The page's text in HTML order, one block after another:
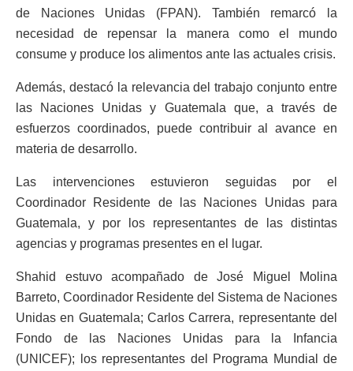
de Naciones Unidas (FPAN). También remarcó la
necesidad de repensar la manera como el mundo
consume y produce los alimentos ante las actuales crisis.
Además, destacó la relevancia del trabajo conjunto entre
las Naciones Unidas y Guatemala que, a través de
esfuerzos coordinados, puede contribuir al avance en
materia de desarrollo.
Las intervenciones estuvieron seguidas por el
Coordinador Residente de las Naciones Unidas para
Guatemala, y por los representantes de las distintas
agencias y programas presentes en el lugar.
Shahid estuvo acompañado de José Miguel Molina
Barreto, Coordinador Residente del Sistema de Naciones
Unidas en Guatemala; Carlos Carrera, representante del
Fondo de las Naciones Unidas para la Infancia
(UNICEF); los representantes del Programa Mundial de